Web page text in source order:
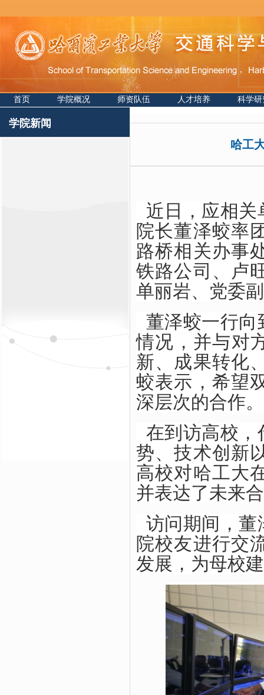
首页 学院概况 师资队伍 人才培养 科学研
学院新闻
哈工
近日，应相关
院长董泽蛟率
路桥相关办事
铁路公司、卢
单丽岩、党委
董泽蛟一行向
情况，并与对
新、成果转化
蛟表示，希望
深层次的合作。
在到访高校，
势、技术创新
高校对哈工大
并表达了未来
访问期间，董
院校友进行交
发展，为母校